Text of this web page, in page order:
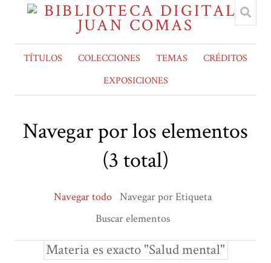
TÍTULOS COLECCIONES TEMAS
CRÉDITOS
EXPOSICIONES
Navegar por los elementos
(3 total)
Navegar todo Navegar por Etiqueta
Buscar elementos
Materia es exacto "Salud mental"